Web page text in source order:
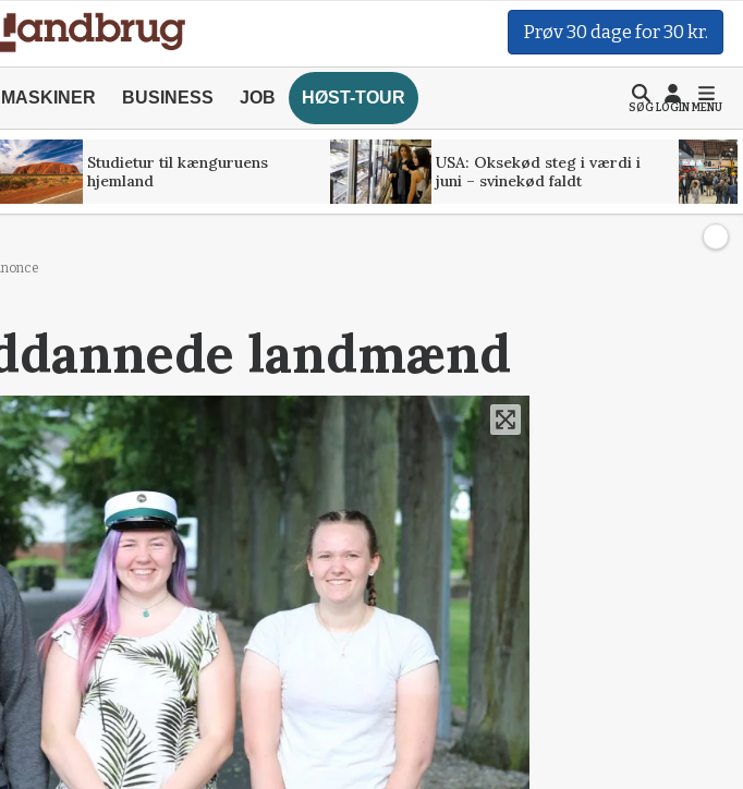
Prøv 30 dage for 30 kr.
MASKINER BUSINESS JOB HØST-TOUR
SØGLOGINMENU
Studietur til kænguruens
hjemland
USA: Oksekød steg i værdi i
juni – svinekød faldt
landmænd